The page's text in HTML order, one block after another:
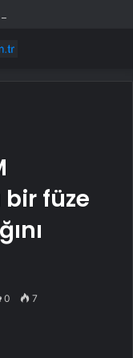
bir füze
0 7